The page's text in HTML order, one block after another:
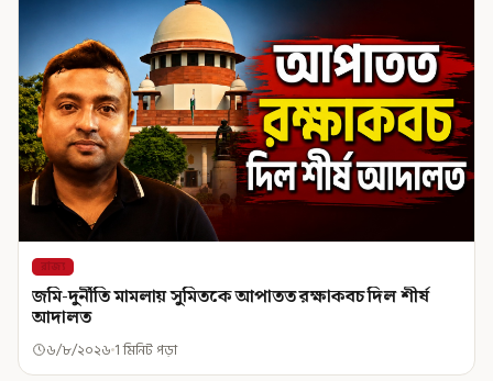
রাজ্য
জমি-দুর্নীতি মামলায় সুমিতকে আপাতত রক্ষাকবচ দিল শীর্ষ
আদালত
৬/৮/২০২৬ 1 মিনিট পড়া